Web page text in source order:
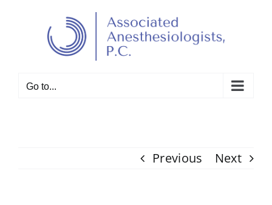
Open toolbar
Go to...
Previous Next